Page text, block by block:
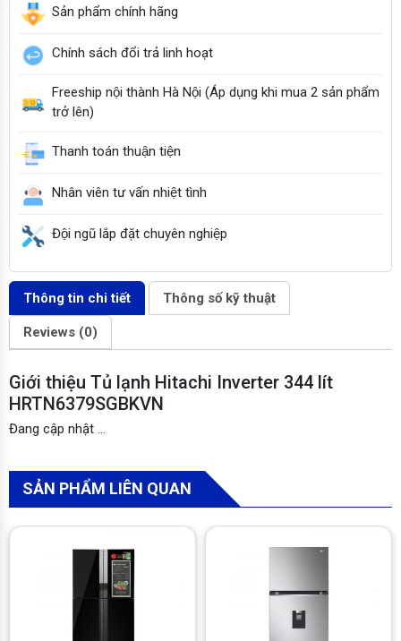
Sản phẩm chính hãng
Chính sách đổi trả linh hoạt
Freeship nội thành Hà Nội (Áp dụng khi mua 2 sản phẩm
trở lên)
Thanh toán thuận tiện
Nhân viên tư vấn nhiệt tình
Đội ngũ lắp đặt chuyên nghiệp
Thông tin chi tiết Thông số kỹ thuật
Reviews (0)
Giới thiệu Tủ lạnh Hitachi Inverter 344 lít
HRTN6379SGBKVN
Đang cập nhật …
SẢN PHẨM LIÊN QUAN